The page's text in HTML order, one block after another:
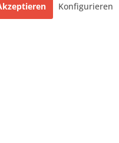
Konfigurieren